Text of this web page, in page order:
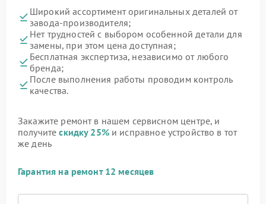
Широкий ассортимент оригинальных деталей от
завода-производителя;
Нет трудностей с выбором особенной детали для
замены, при этом цена доступная;
Бесплатная экспертиза, независимо от любого
бренда;
После выполнения работы проводим контроль
качества.
Закажите ремонт в нашем сервисном центре, и
получитескидку 25%и исправное устройство в тот
же день
Гарантия на ремонт 12 месяцев